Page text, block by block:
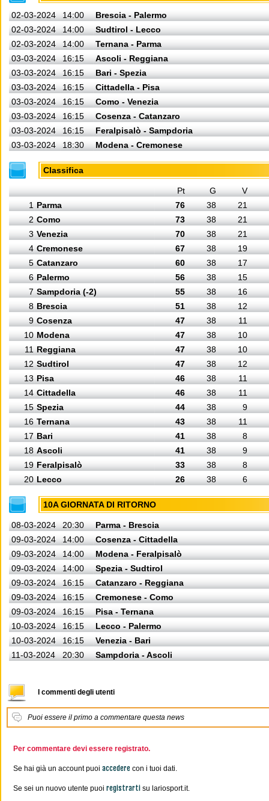
02-03-2024 14:00
Brescia - Palermo
02-03-2024
14:00
Sudtirol - Lecco
02-03-2024
14:00
Ternana - Parma
03-03-2024
16:15
Ascoli - Reggiana
03-03-2024
16:15
Bari - Spezia
03-03-2024
16:15
Cittadella - Pisa
03-03-2024
16:15
Como - Venezia
03-03-2024
16:15
Cosenza - Catanzaro
03-03-2024
16:15
Feralpisalò - Sampdoria
03-03-2024
18:30 Modena - Cremonese
Classifica
Pt G
V
1 Parma 76 38
21
2 Como 73 38
21
3 Venezia 70 38
21
4 Cremonese 67 38
19
5 Catanzaro 60 38
17
6 Palermo 56 38
15
7 Sampdoria (-2) 55 38
16
8 Brescia 51 38
12
9 Cosenza 47 38
11
10 Modena 47 38
10
11 Reggiana 47 38
10
12 Sudtirol 47 38
12
13 Pisa 46 38
11
14 Cittadella 46 38
11
15 Spezia 44 38
9
16 Ternana 43 38
11
17 Bari 41 38
8
18 Ascoli 41 38
9
19 Feralpisalò 33 38
8
20 Lecco 26 38 6
10A GIORNATA DI RITORNO
08-03-2024 20:30
Parma - Brescia
09-03-2024
14:00
Cosenza - Cittadella
09-03-2024
14:00
Modena - Feralpisalò
09-03-2024
14:00
Spezia - Sudtirol
09-03-2024
16:15
Catanzaro - Reggiana
09-03-2024
16:15
Cremonese - Como
09-03-2024
16:15
Pisa - Ternana
10-03-2024
16:15
Lecco - Palermo
10-03-2024
16:15
Venezia - Bari
11-03-2024
20:30 Sampdoria - Ascoli
I commenti degli utenti
Puoi essere il primo a commentare questa news
Per commentare devi essere registrato.
Se hai già un account puoi accedere con i tuoi dati.
Se sei un nuovo utente puoi registrarti su lariosport.it.